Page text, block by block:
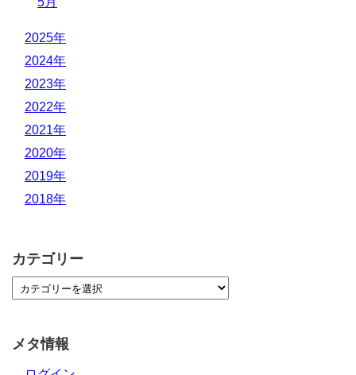
2025年
2024年
2023年
2022年
2021年
2020年
2019年
2018年
カテゴリー
メタ情報